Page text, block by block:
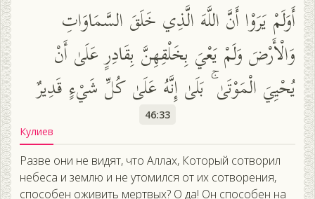
أَوَلَمْ يَرَوْا أَنَّ اللَّهَ الَّذِي خَلَقَ السَّمَاوَاتِ
وَالْأَرْضَ وَلَمْ يَعْيَ بِخَلْقِهِنَّ بِقَادِرٍ عَلَىٰ أَنْ
يُحْيِيَ الْمَوْتَىٰ ۚ بَلَىٰ إِنَّهُ عَلَىٰ كُلِّ شَيْءٍ قَدِيرٌ
46:33
Кулиев
Разве они не видят, что Аллах, Который сотворил
небеса и землю и не утомился от их сотворения,
способен оживить мертвых? О да! Он способен на